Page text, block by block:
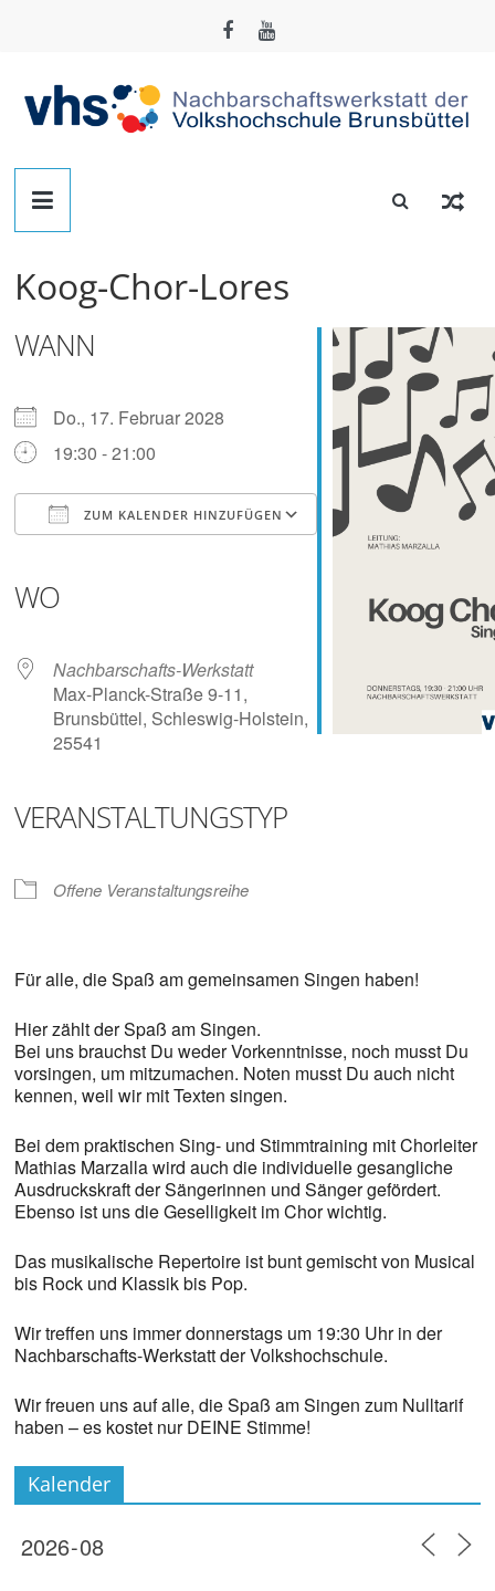
Nachbarschafts-
Werkstatt
Brunsbüttel
Der
zum
Basteln,
Tüfteln,
Digitalisieren
Koog-Chor-Lores
WANN
Do., 17. Februar 2028
19:30 - 21:00
ZUM KALENDER HINZUFÜGEN
Outlook Live
WO
Nachbarschafts-Werkstatt
Max-Planck-Straße 9-11,
Brunsbüttel, Schleswig-Holstein,
25541
VERANSTALTUNGSTYP
Offene Veranstaltungsreihe
Für alle, die Spaß am gemeinsamen Singen haben!
Hier zählt der Spaß am Singen.
Bei uns brauchst Du weder Vorkenntnisse, noch musst Du
vorsingen, um mitzumachen. Noten musst Du auch nicht
kennen, weil wir mit Texten singen.
Bei dem praktischen Sing- und Stimmtraining mit Chorleiter
Mathias Marzalla wird auch die individuelle gesangliche
Ausdruckskraft der Sängerinnen und Sänger gefördert.
Ebenso ist uns die Geselligkeit im Chor wichtig.
Das musikalische Repertoire ist bunt gemischt von Musical
bis Rock und Klassik bis Pop.
Wir treffen uns immer donnerstags um 19:30 Uhr in der
Nachbarschafts-Werkstatt der Volkshochschule.
Wir freuen uns auf alle, die Spaß am Singen zum Nulltarif
haben – es kostet nur DEINE Stimme!
Kalender